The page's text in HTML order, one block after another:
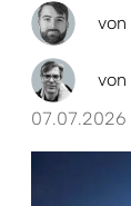
von
von
07.07.2026